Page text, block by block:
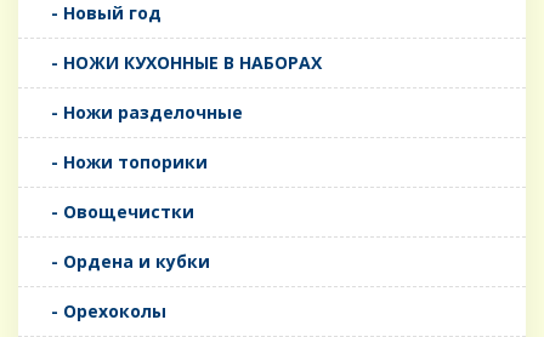
- Новый год
- НОЖИ КУХОННЫЕ В НАБОРАХ
- Ножи разделочные
- Ножи топорики
- Овощечистки
- Ордена и кубки
- Орехоколы